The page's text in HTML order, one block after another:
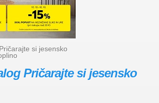
si jesensko
Pričarajte si jesensko